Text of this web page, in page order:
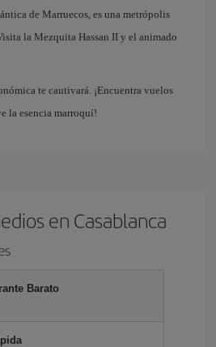
de Marruecos, es una metrópolis
la Mezquita Hassan II y el animado
te cautivará. ¡Encuentra vuelos
la esencia marroquí!
en Casablanca
Barato